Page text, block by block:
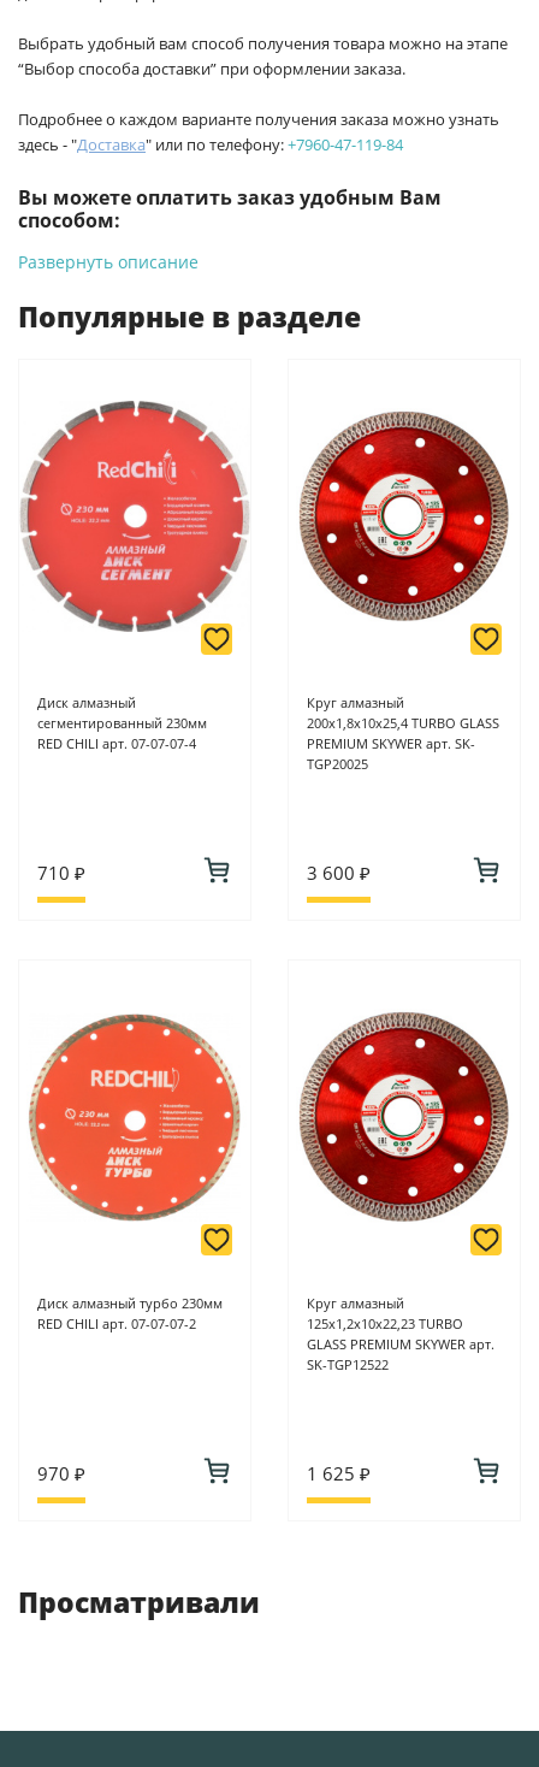
Выбрать удобный вам способ получения товара можно на этапе
“Выбор способа доставки” при оформлении заказа.
Подробнее о каждом варианте получения заказа можно узнать
здесь - "Доставка" или по телефону:+7960-47-119-84
Вы можете оплатить заказ удобным Вам
способом:
-Банковской картой на сайте ProffЭлектро. Данный вид
6/2 (база КПП)или по адресу ул. Новороссийская 161И.
Для юридических лиц: переводом на расчетный счет при
онлайн оплате заказа на сайте.
Подробнее о способах оплаты можно узнать здесь - "Оплата"
Развернуть описание
Популярные в разделе
Диск алмазный
сегментированный 230мм
RED CHILI арт. 07-07-07-4
710 ₽
Круг алмазный
200х1,8х10х25,4 TURBO GLASS
PREMIUM SKYWER арт. SK-
TGP20025
3 600 ₽
Диск алмазный турбо 230мм
RED CHILI арт. 07-07-07-2
970 ₽
Круг алмазный
125х1,2х10х22,23 TURBO
GLASS PREMIUM SKYWER арт.
SK-TGP12522
1 625 ₽
Просматривали